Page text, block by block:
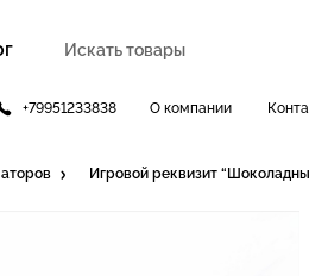
+79951233838 О компании
Игровой реквизит